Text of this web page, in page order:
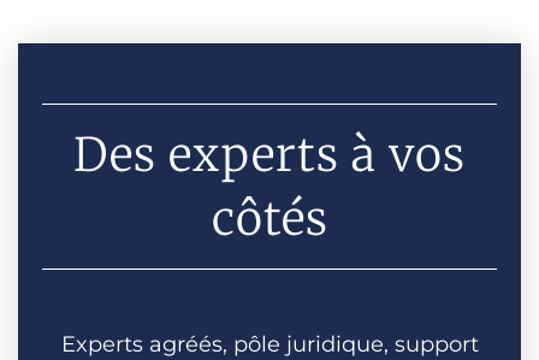
Des experts à vos
côtés
Experts agréés, pôle juridique, support